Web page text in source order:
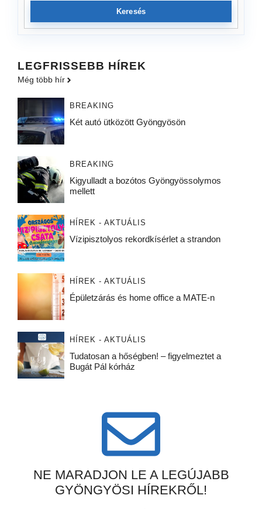
Keresés
LEGFRISSEBB HÍREK
Még több hír
BREAKING
Két autó ütközött Gyöngyösön
BREAKING
Kigyulladt a bozótos Gyöngyössolymos
mellett
HÍREK - AKTUÁLIS
Vízipisztolyos rekordkísérlet a strandon
HÍREK - AKTUÁLIS
Épületzárás és home office a MATE-n
HÍREK - AKTUÁLIS
Tudatosan a hőségben! – figyelmeztet a
Bugát Pál kórház
NE MARADJON LE A LEGÚJABB
GYÖNGYÖSI HÍREKRŐL!